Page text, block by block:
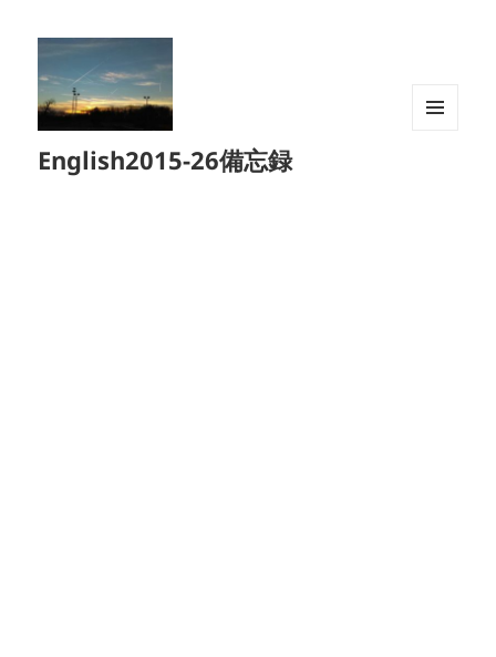
English2015-26備忘録